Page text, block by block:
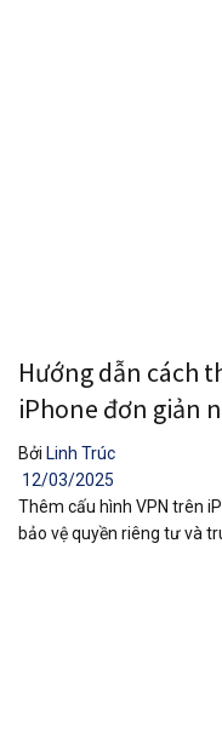
Hướng dẫn cách
iPhone đơn giản
Bởi Linh Trúc
12/03/2025
Thêm cấu hình VPN trên
bảo vệ quyền riêng tư và